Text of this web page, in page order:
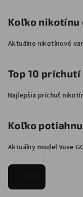
Koľko nikotínu
Aktuálne nikotínové
Top 10
Najlepšia príchuť
Koľko
Aktuálny model Vuse